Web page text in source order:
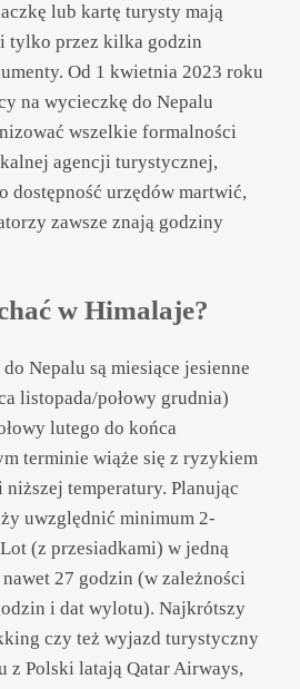
lub kartę turysty mają
tylko przez kilka godzin
Od 1 kwietnia 2023 roku
na wycieczkę do Nepalu
wszelkie formalności
agencji turystycznej,
dostępność urzędów martwić,
zawsze znają godziny
w Himalaje?
Nepalu są miesiące jesienne
listopada/połowy grudnia)
lutego do końca
terminie wiąże się z ryzykiem
temperatury. Planując
uwzględnić minimum 2-
(z przesiadkami) w jedną
27 godzin (w zależności
i dat wylotu). Najkrótszy
czy też wyjazd turystyczny
z Polski latają Qatar Airways,